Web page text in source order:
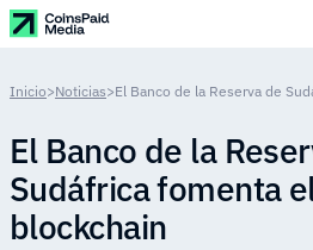
Inicio>Noticias>
El Banco de la
Sudáfrica fomenta
blockchain